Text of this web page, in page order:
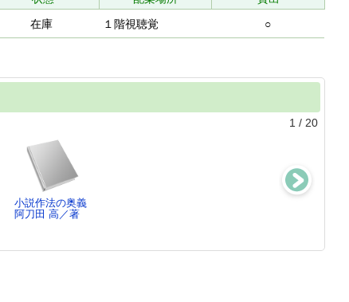
在庫 １階視聴覚 ○
1 / 20
小説作法の奥義
阿刀田 高／著